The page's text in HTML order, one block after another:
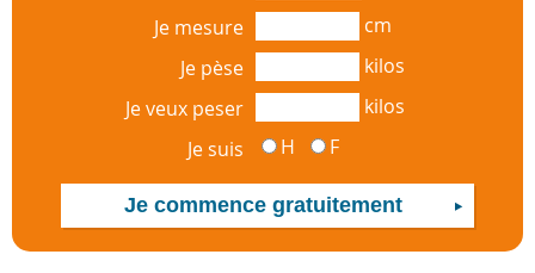
Je mesure
cm
Je pèse
kilos
Je veux peser
kilos
Je suis
H F